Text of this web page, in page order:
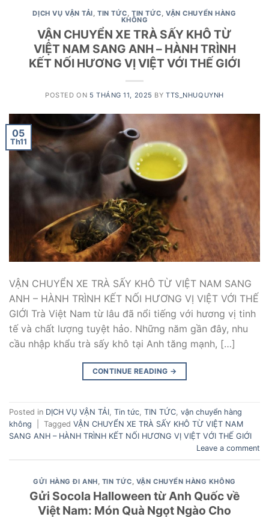
DỊCH VỤ VẬN TẢI,TIN TỨC,TIN TỨC,VẬN CHUYỂN HÀNG
KHÔNG
VẬN CHUYỂN XE TRÀ SẤY KHÔ TỪ
VIỆT NAM SANG ANH – HÀNH TRÌNH
KẾT NỐI HƯƠNG VỊ VIỆT VỚI THẾ GIỚI
POSTED ON 5 THÁNG 11, 2025 BYTTS_NHUQUYNH
05
Th11
VẬN CHUYỂN XE TRÀ SẤY KHÔ TỪ VIỆT NAM SANG
ANH – HÀNH TRÌNH KẾT NỐI HƯƠNG VỊ VIỆT VỚI THẾ
GIỚI Trà Việt Nam từ lâu đã nổi tiếng với hương vị tinh
tế và chất lượng tuyệt hảo. Những năm gần đây, nhu
cầu nhập khẩu trà sấy khô tại Anh tăng mạnh, […]
CONTINUE READING →
Posted in DỊCH VỤ VẬN TẢI, Tin tức, TIN TỨC, vận chuyển hàng
không
Tagged VẬN CHUYỂN XE TRÀ SẤY KHÔ TỪ VIỆT NAM
SANG ANH – HÀNH TRÌNH KẾT NỐI HƯƠNG VỊ VIỆT VỚI THẾ GIỚI
Leave a comment
GỬI HÀNG ĐI ANH, TIN TỨC, VẬN CHUYỂN HÀNG KHÔNG
Gửi Socola Halloween từ Anh Quốc về
Việt Nam: Món Quà Ngọt Ngào Cho